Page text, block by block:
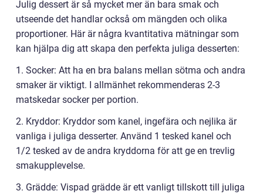
Julig dessert är så mycket mer än bara smak och
utseende det handlar också om mängden och olika
proportioner. Här är några kvantitativa mätningar som
kan hjälpa dig att skapa den perfekta juliga desserten:
1. Socker: Att ha en bra balans mellan sötma och andra
smaker är viktigt. I allmänhet rekommenderas 2-3
matskedar socker per portion.
2. Kryddor: Kryddor som kanel, ingefära och nejlika är
vanliga i juliga desserter. Använd 1 tesked kanel och
1/2 tesked av de andra kryddorna för att ge en trevlig
smakupplevelse.
3. Grädde: Vispad grädde är ett vanligt tillskott till juliga